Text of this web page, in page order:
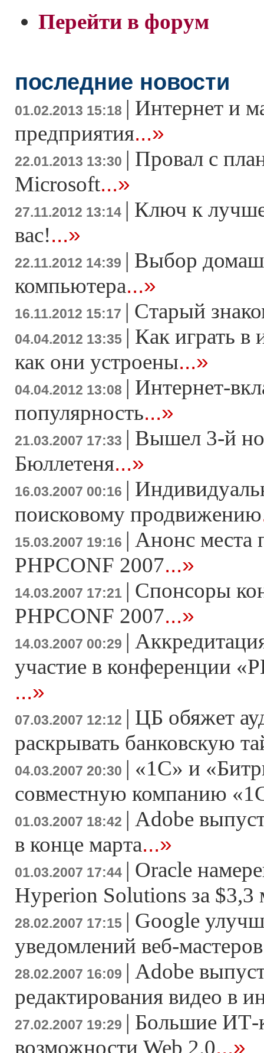
Перейти в форум
последние новости
01.02.2013 15:18 | Интернет и
предприятия...»
22.01.2013 13:30 | Провал с
Microsoft...»
27.11.2012 13:14 | Ключ к
вас!...»
22.11.2012 14:39 | Выбор
компьютера...»
16.11.2012 15:17 | Старый
04.04.2012 13:35 | Как играть в
как они устроены...»
04.04.2012 13:08 | Интернет-
популярность...»
21.03.2007 17:33 | Вышел 3-й
Бюллетеня...»
16.03.2007 00:16 |
поисковому продвижению
15.03.2007 19:16 | Анонс места
PHPCONF 2007...»
14.03.2007 17:21 | Спонсоры
PHPCONF 2007...»
14.03.2007 00:29 |
участие в конференции
...»
07.03.2007 12:12 | ЦБ обяжет
раскрывать банковскую
04.03.2007 20:30 | «1С» и
совместную компанию
01.03.2007 18:42 | Adobe
в конце марта...»
01.03.2007 17:44 | Oracle
Hyperion Solutions за
28.02.2007 17:15 | Google
уведомлений веб-мастеров
28.02.2007 16:09 | Adobe
редактирования видео в
27.02.2007 19:29 | Большие ИТ-
возможности Web 2.0...»